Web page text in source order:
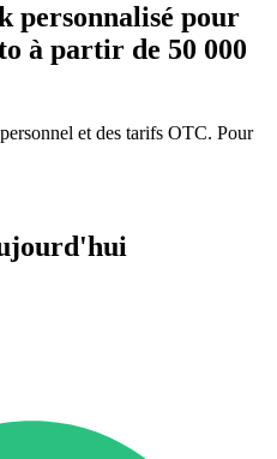
personnalisé pour
à partir de 50 000
et des tarifs OTC. Pour